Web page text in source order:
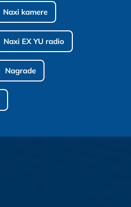
Naxi kamere
Naxi EX YU radio
Nagrade